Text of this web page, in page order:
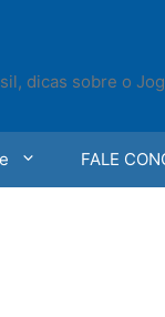
dicas sobre o
FALE